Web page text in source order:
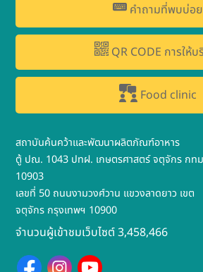
คำถามที่พบบ่อย
QR CODE การให้บ
Food clinic
สถาบันค้นคว้าและพัฒนาผลิตภัณฑ์อาหาร
ตู้ ปณ. 1043 ปทฝ. เกษตรศาสตร์ จตุจักร กท
10903
เลขที่ 50 ถนนงามวงศ์วาน แขวงลาดยาว เขต
จตุจักร กรุงเทพฯ 10900
จำนวนผู้เข้าชมเว็บไซต์ 3,458,466